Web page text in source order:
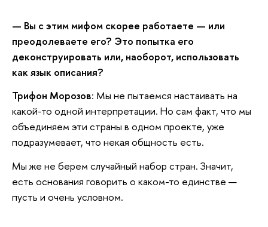
— Вы с этим мифом скорее работаете — или
преодолеваете его? Это попытка его
деконструировать или, наоборот, использовать
как язык описания?
Трифон Морозов: Мы не пытаемся настаивать на
какой-то одной интерпретации. Но сам факт, что мы
объединяем эти страны в одном проекте, уже
подразумевает, что некая общность есть.
Мы же не берем случайный набор стран. Значит,
есть основания говорить о каком-то единстве —
пусть и очень условном.